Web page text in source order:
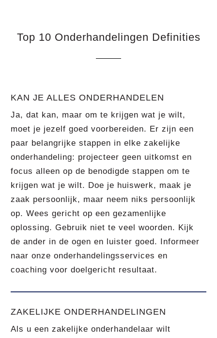
Top 10 Onderhandelingen Definities
KAN JE ALLES ONDERHANDELEN
Ja, dat kan, maar om te krijgen wat je wilt,
moet je jezelf goed voorbereiden. Er zijn een
paar belangrijke stappen in elke zakelijke
onderhandeling: projecteer geen uitkomst en
focus alleen op de benodigde stappen om te
krijgen wat je wilt. Doe je huiswerk, maak je
zaak persoonlijk, maar neem niks persoonlijk
op. Wees gericht op een gezamenlijke
oplossing. Gebruik niet te veel woorden. Kijk
de ander in de ogen en luister goed. Informeer
naar onze onderhandelingsservices en
coaching voor doelgericht resultaat.
ZAKELIJKE ONDERHANDELINGEN
Als u een zakelijke onderhandelaar wilt